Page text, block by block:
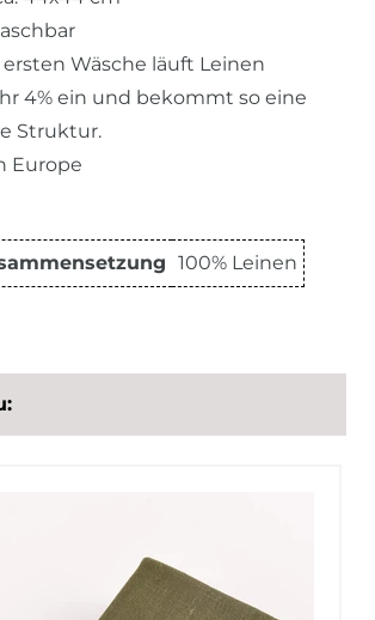
ersten Wäsche läuft Leinen
4% ein und bekommt so eine
Struktur.
Europe
100% Leinen